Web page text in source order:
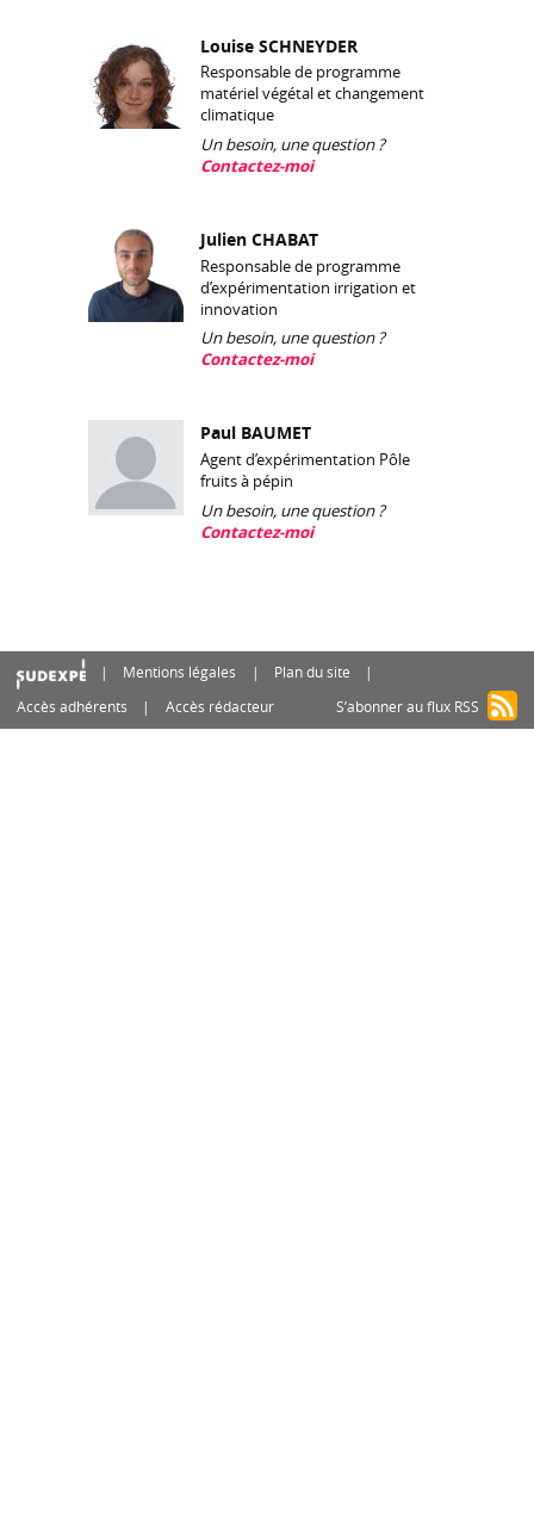
Louise SCHNEYDER
Responsable de programme
matériel végétal et changement
climatique
Un besoin, une question ?
Contactez-moi
Julien CHABAT
Responsable de programme
d’expérimentation irrigation et
innovation
Un besoin, une question ?
Contactez-moi
Paul BAUMET
Agent d’expérimentation Pôle
fruits à pépin
Un besoin, une question ?
Contactez-moi
Mentions légales
Plan du site
Accès adhérents
Accès rédacteur S’abonner au flux RSS